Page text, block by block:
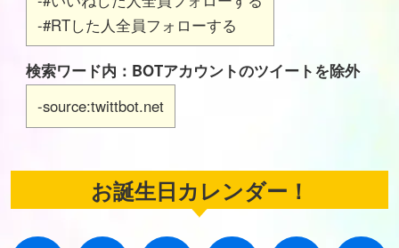
-#RTした人全員フォローする
検索ワード内：BOTアカウントのツイートを除外
-source:twittbot.net
お誕生日カレンダー！